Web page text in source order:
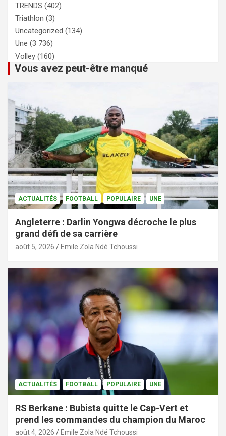
TRENDS (402)
Triathlon (3)
Uncategorized (134)
Une (3 736)
Volley (160)
Vous avez peut-être manqué
ACTUALITÉS FOOTBALL POPULAIRE UNE
Angleterre : Darlin Yongwa décroche le plus
grand défi de sa carrière
août 5, 2026 Emile Zola Ndé Tchoussi
ACTUALITÉS FOOTBALL POPULAIRE UNE
RS Berkane : Bubista quitte le Cap-Vert et
prend les commandes du champion du Maroc
août 4, 2026 Emile Zola Ndé Tchoussi